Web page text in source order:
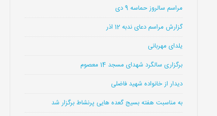
مراسم سالروز حماسه 9 دی
گزارش مراسم دعای ندبه 12 اذر
یلدای مهربانی
برگزاری سالگرد شهدای مسجد 14 معصوم
دیدار از خانواده شهید فاضلی
به مناسبت هفته بسیج گعده هایی پرنشاط برگزار شد